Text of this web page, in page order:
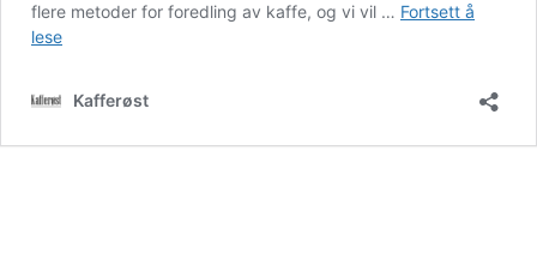
flere metoder for foredling av kaffe, og vi vil … Fortsett å
leseMetoder
av
Kafferøst